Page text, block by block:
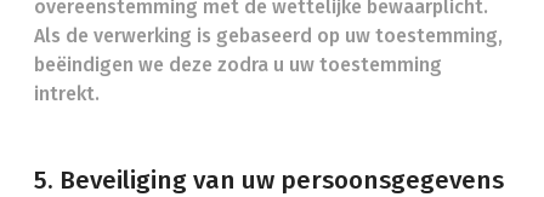
overeenstemming met de wettelijke bewaarplicht.
Als de verwerking is gebaseerd op uw toestemming,
beëindigen we deze zodra u uw toestemming
intrekt.
5. Beveiliging van uw persoonsgegevens